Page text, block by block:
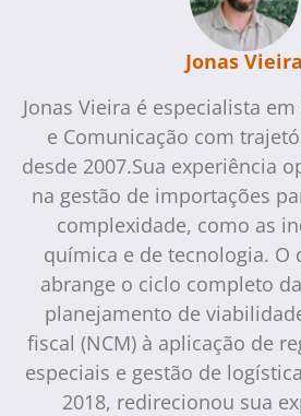
Jonas Vieira
Jonas Vieira é especialista
e Comunicação com
desde 2007.Sua experiência
na gestão de importações
complexidade, como as
química e de tecnologia. O
abrange o ciclo completo
planejamento de
fiscal (NCM) à aplicação de
especiais e gestão de
2018, redirecionou sua